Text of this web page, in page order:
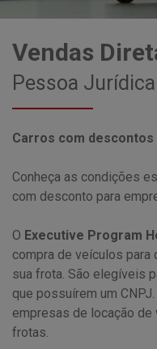
Vendas
Pessoa Jurídica
Carros com descontos
Conheça as condições
com desconto para
O Executive Program
compra de veículos
sua frota. São elegíveis
que possuírem um
empresas de locação
frotas.